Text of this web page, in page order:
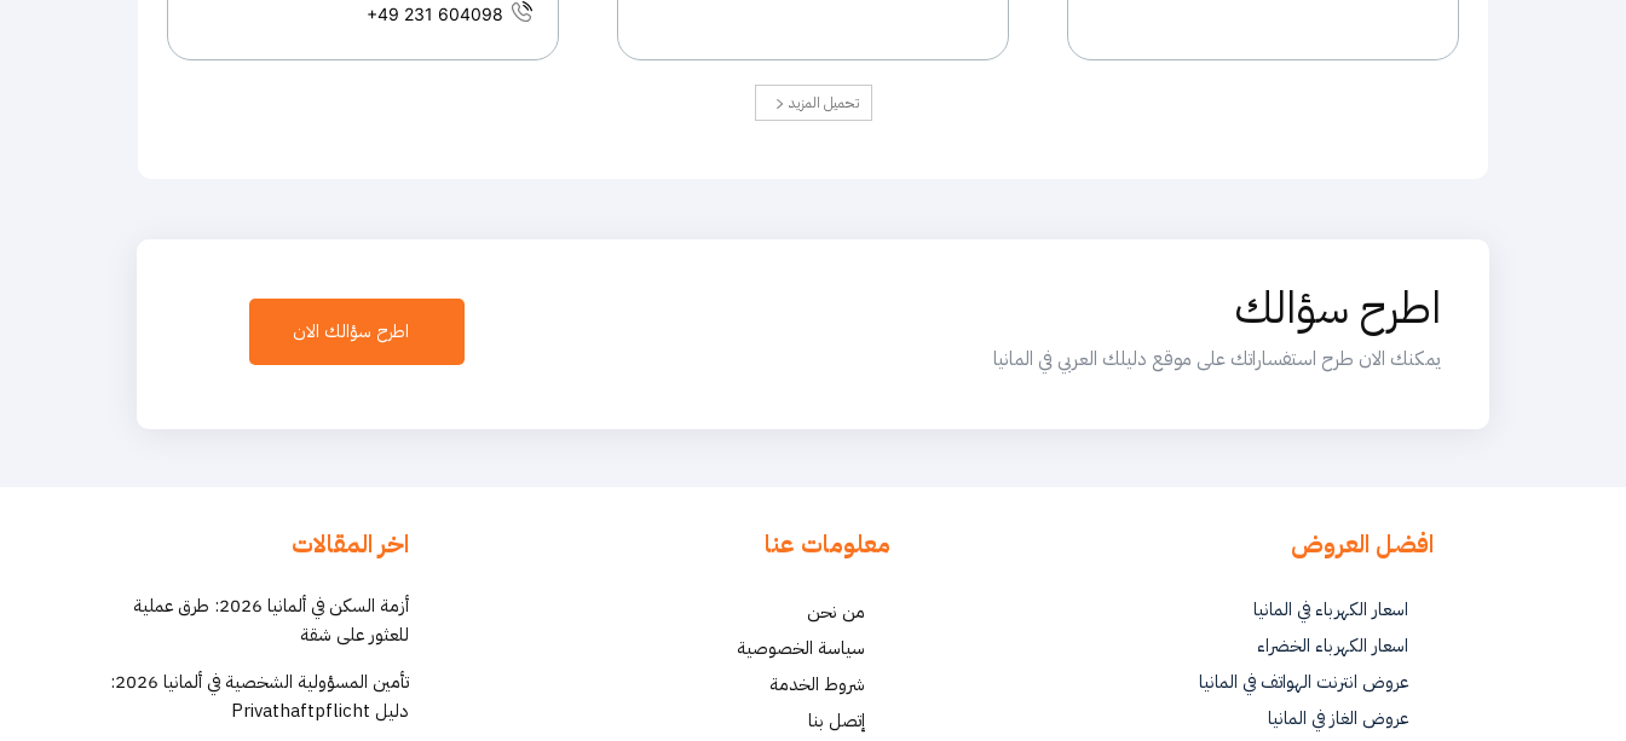
+49 231 604098
تحميل المزيد
اطرح سؤالك
يمكنك الان طرح استفساراتك على موقع دليلك العربي في المانيا
اطرح سؤالك الان
اخر المقالات
أزمة السكن في ألمانيا 2026: طرق عملية
للعثور على شقة
تأمين المسؤولية الشخصية في ألمانيا 2026:
دليل Privathaftpflicht
معلومات عنا
من نحن
سياسة الخصوصية
شروط الخدمة
إتصل بنا
افضل العروض
اسعار الكهرباء في المانيا
اسعار الكهرباء الخضراء
عروض انترنت الهواتف في المانيا
عروض الغاز في المانيا